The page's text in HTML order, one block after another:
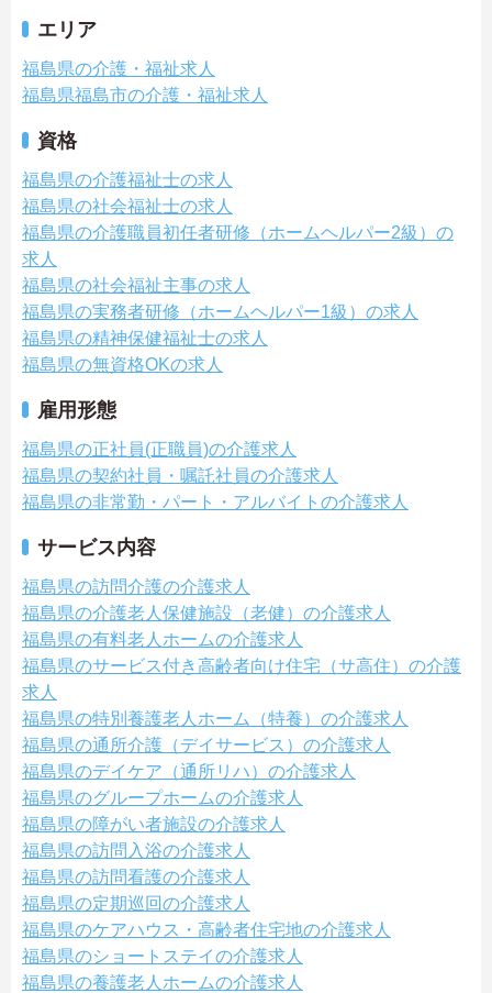
エリア
福島県の介護・福祉求人
福島県福島市の介護・福祉求人
資格
福島県の介護福祉士の求人
福島県の社会福祉士の求人
福島県の介護職員初任者研修（ホームヘルパー2級）の
求人
福島県の社会福祉主事の求人
福島県の実務者研修（ホームヘルパー1級）の求人
福島県の精神保健福祉士の求人
福島県の無資格OKの求人
雇用形態
福島県の正社員(正職員)の介護求人
福島県の契約社員・嘱託社員の介護求人
福島県の非常勤・パート・アルバイトの介護求人
サービス内容
福島県の訪問介護の介護求人
福島県の介護老人保健施設（老健）の介護求人
福島県の有料老人ホームの介護求人
福島県のサービス付き高齢者向け住宅（サ高住）の介護
求人
福島県の特別養護老人ホーム（特養）の介護求人
福島県の通所介護（デイサービス）の介護求人
福島県のデイケア（通所リハ）の介護求人
福島県のグループホームの介護求人
福島県の障がい者施設の介護求人
福島県の訪問入浴の介護求人
福島県の訪問看護の介護求人
福島県の定期巡回の介護求人
福島県のケアハウス・高齢者住宅地の介護求人
福島県のショートステイの介護求人
福島県の養護老人ホームの介護求人